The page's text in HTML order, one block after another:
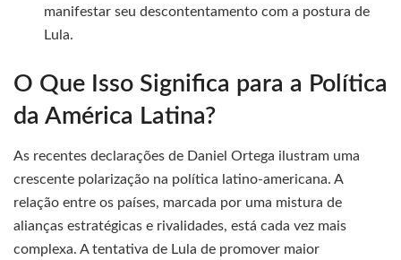
manifestar seu descontentamento com a postura de
Lula.
O Que Isso Significa para a Política
da América Latina?
As recentes declarações de Daniel Ortega ilustram uma
crescente polarização na política latino-americana. A
relação entre os países, marcada por uma mistura de
alianças estratégicas e rivalidades, está cada vez mais
complexa. A tentativa de Lula de promover maior